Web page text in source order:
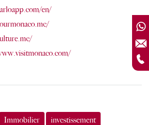
en/
Immobilier investissement